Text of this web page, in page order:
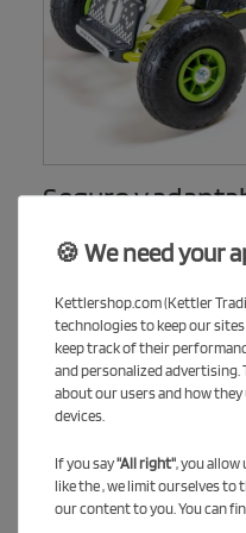
Seguro y
asiento ajustable crece con
🍪 We need your
Kettlershop.com (Kettler
technologies to keep our
keep track of their
and personalized advertising.
about our users and how
devices.
If you say"All right", you
like the , we limit ourselves to
our content to you. You can